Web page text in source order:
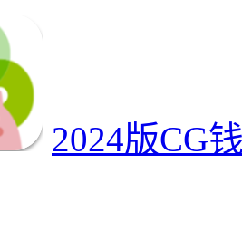
2024版CG